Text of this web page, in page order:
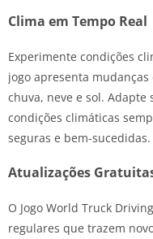
Clima em Tempo Real
Experimente condições
jogo apresenta
chuva, neve e sol.
condições climáticas
seguras e bem-sucedidas.
Atualizações
O Jogo World Truck
regulares que trazem